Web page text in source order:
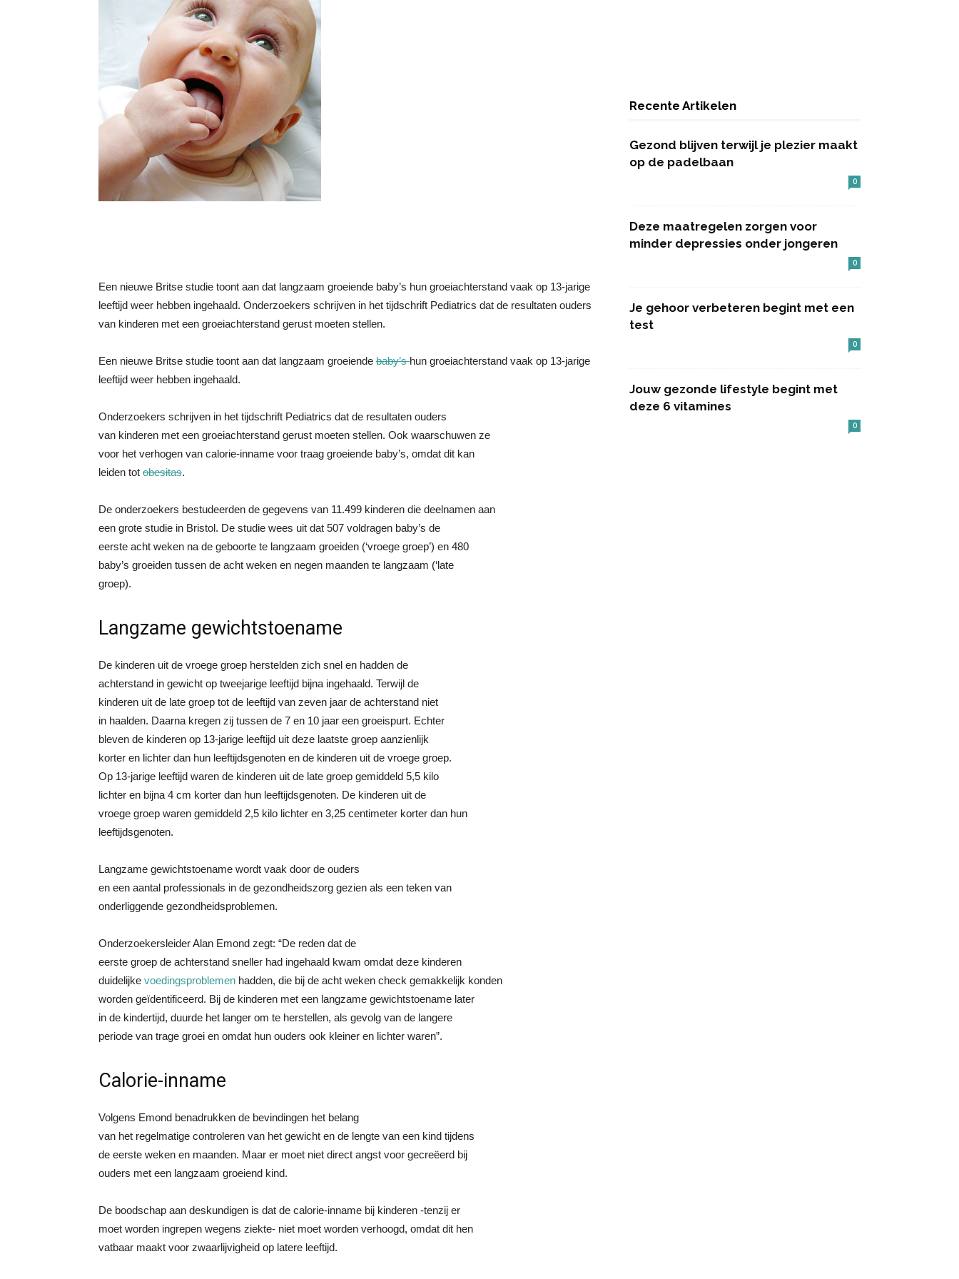
Een nieuwe Britse studie toont aan dat langzaam groeiende baby’s hun groeiachterstand vaak op 13-jarige
leeftijd weer hebben ingehaald. Onderzoekers schrijven in het tijdschrift Pediatrics dat de resultaten ouders
van kinderen met een groeiachterstand gerust moeten stellen.
Een nieuwe Britse studie toont aan dat langzaam groeiende baby’shun groeiachterstand vaak op 13-jarige
leeftijd weer hebben ingehaald.
Onderzoekers schrijven in het tijdschrift Pediatrics dat de resultaten ouders
van kinderen met een groeiachterstand gerust moeten stellen. Ook waarschuwen ze
voor het verhogen van calorie-inname voor traag groeiende baby’s, omdat dit kan
leiden tot obesitas.
De onderzoekers bestudeerden de gegevens van 11.499 kinderen die deelnamen aan
een grote studie in Bristol. De studie wees uit dat 507 voldragen baby’s de
eerste acht weken na de geboorte te langzaam groeiden (‘vroege groep’) en 480
baby’s groeiden tussen de acht weken en negen maanden te langzaam (‘late
groep).
Langzame gewichtstoename
De kinderen uit de vroege groep herstelden zich snel en hadden de
achterstand in gewicht op tweejarige leeftijd bijna ingehaald. Terwijl de
kinderen uit de late groep tot de leeftijd van zeven jaar de achterstand niet
in haalden. Daarna kregen zij tussen de 7 en 10 jaar een groeispurt. Echter
bleven de kinderen op 13-jarige leeftijd uit deze laatste groep aanzienlijk
korter en lichter dan hun leeftijdsgenoten en de kinderen uit de vroege groep.
Op 13-jarige leeftijd waren de kinderen uit de late groep gemiddeld 5,5 kilo
lichter en bijna 4 cm korter dan hun leeftijdsgenoten. De kinderen uit de
vroege groep waren gemiddeld 2,5 kilo lichter en 3,25 centimeter korter dan hun
leeftijdsgenoten.
Langzame gewichtstoename wordt vaak door de ouders
en een aantal professionals in de gezondheidszorg gezien als een teken van
onderliggende gezondheidsproblemen.
Onderzoekersleider Alan Emond zegt: “De reden dat de
eerste groep de achterstand sneller had ingehaald kwam omdat deze kinderen
duidelijke voedingsproblemen hadden, die bij de acht weken check gemakkelijk konden
worden geïdentificeerd. Bij de kinderen met een langzame gewichtstoename later
in de kindertijd, duurde het langer om te herstellen, als gevolg van de langere
periode van trage groei en omdat hun ouders ook kleiner en lichter waren”.
Calorie-inname
Volgens Emond benadrukken de bevindingen het belang
van het regelmatige controleren van het gewicht en de lengte van een kind tijdens
de eerste weken en maanden. Maar er moet niet direct angst voor gecreëerd bij
ouders met een langzaam groeiend kind.
De boodschap aan deskundigen is dat de calorie-inname bij kinderen -tenzij er
moet worden ingrepen wegens ziekte- niet moet worden verhoogd, omdat dit hen
vatbaar maakt voor zwaarlijvigheid op latere leeftijd.
Recente Artikelen
Gezond blijven terwijl je plezier maakt
op de padelbaan
0
Deze maatregelen zorgen voor
minder depressies onder jongeren
0
Je gehoor verbeteren begint met een
test
0
Jouw gezonde lifestyle begint met
deze 6 vitamines
0